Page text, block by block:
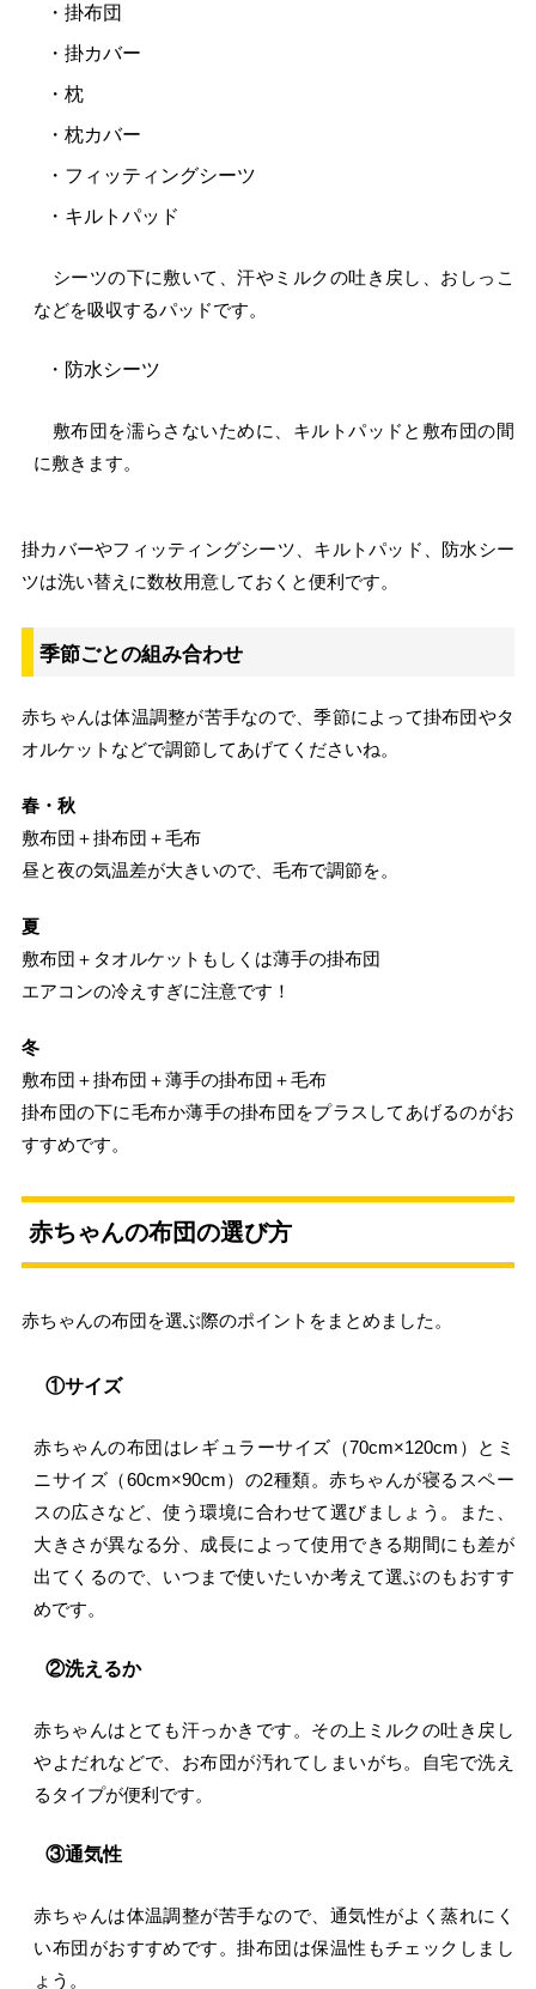
・掛布団
・掛カバー
・枕
・枕カバー
・フィッティングシーツ
・キルトパッド
シーツの下に敷いて、汗やミルクの吐き戻し、おしっこ
などを吸収するパッドです。
・防水シーツ
敷布団を濡らさないために、キルトパッドと敷布団の間
に敷きます。
掛カバーやフィッティングシーツ、キルトパッド、防水シー
ツは洗い替えに数枚用意しておくと便利です。
季節ごとの組み合わせ
赤ちゃんは体温調整が苦手なので、季節によって掛布団やタ
オルケットなどで調節してあげてくださいね。
春・秋
敷布団＋掛布団＋毛布
昼と夜の気温差が大きいので、毛布で調節を。
夏
敷布団＋タオルケットもしくは薄手の掛布団
エアコンの冷えすぎに注意です！
冬
敷布団＋掛布団＋薄手の掛布団＋毛布
掛布団の下に毛布か薄手の掛布団をプラスしてあげるのがお
すすめです。
赤ちゃんの布団の選び方
赤ちゃんの布団を選ぶ際のポイントをまとめました。
①サイズ
赤ちゃんの布団はレギュラーサイズ（70cm×120cm）とミ
ニサイズ（60cm×90cm）の2種類。赤ちゃんが寝るスペー
スの広さなど、使う環境に合わせて選びましょう。また、
大きさが異なる分、成長によって使用できる期間にも差が
出てくるので、いつまで使いたいか考えて選ぶのもおすす
めです。
②洗えるか
赤ちゃんはとても汗っかきです。その上ミルクの吐き戻し
やよだれなどで、お布団が汚れてしまいがち。自宅で洗え
るタイプが便利です。
③通気性
赤ちゃんは体温調整が苦手なので、通気性がよく蒸れにく
い布団がおすすめです。掛布団は保温性もチェックしまし
ょう。